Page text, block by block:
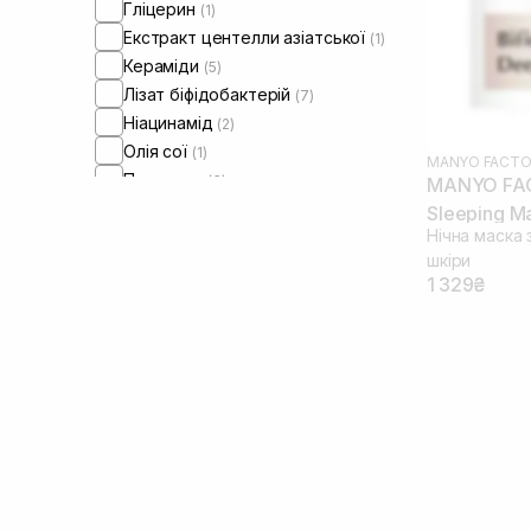
Гліцерин (1)
Екстракт центелли азіатської (1)
Кераміди (5)
Лізат біфідобактерій (7)
Ніацинамід (2)
Олія сої (1)
Пантенол (3)
MANYO
MANYO
Sleeping
Нічна маска
шкіри
1 329₴